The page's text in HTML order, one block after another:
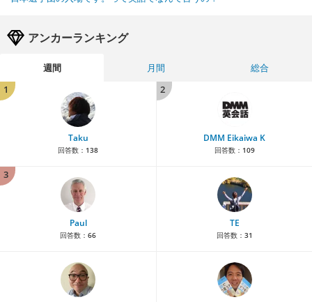
アンカーランキング
週間 月間
総合
1
Taku
回答数： 138
2
DMM Eikaiwa K
回答数： 109
3
Paul
回答数： 66
TE
回答数： 31